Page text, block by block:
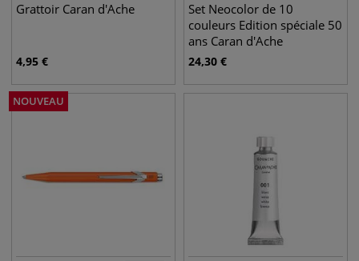
Grattoir Caran d'Ache
4,95 €
Set Neocolor de 10
couleurs Edition spéciale 50
ans Caran d'Ache
24,30 €
NOUVEAU